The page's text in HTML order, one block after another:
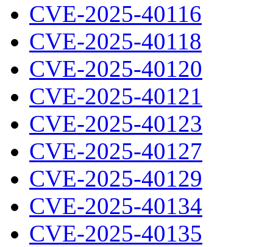
CVE-2025-40116
CVE-2025-40118
CVE-2025-40120
CVE-2025-40121
CVE-2025-40123
CVE-2025-40127
CVE-2025-40129
CVE-2025-40134
CVE-2025-40135